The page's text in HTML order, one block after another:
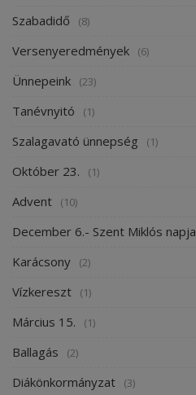
Szabadidő (8)
Versenyeredmények (6)
Ünnepeink (23)
Tanévnyitó (1)
Szalagavató ünnepség (1)
Október 23. (1)
Advent (10)
December 6.- Szent Miklós napja
Karácsony (2)
Vízkereszt (1)
Március 15. (1)
Ballagás (2)
Diákönkormányzat (3)